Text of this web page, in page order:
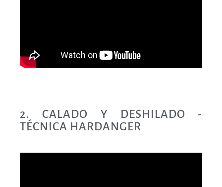
2. CALADO Y DESHILADO -
TÉCNICA HARDANGER